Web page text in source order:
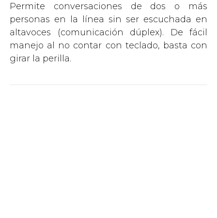
Permite conversaciones de dos o más
personas en la línea sin ser escuchada en
altavoces (comunicación dúplex). De fácil
manejo al no contar con teclado, basta con
girar la perilla.